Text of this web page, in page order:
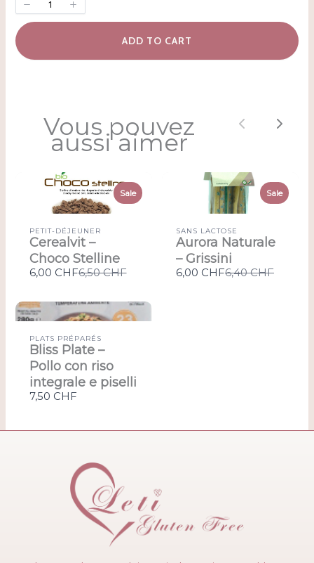
ADD TO CART
Vous pouvez
aussi aimer Previous
Next
Sale
PETIT-DÉJEUNER
Cerealvit –
Choco Stelline
6,00 CHFCompare
to
6,50 CHF
Sale
SANS LACTOSE
Aurora Naturale
– Grissini
6,00 CHFCompare
to
6,40 CHF
PLATS PRÉPARÉS
Bliss Plate –
Pollo con riso
integrale e piselli
7,50 CHF